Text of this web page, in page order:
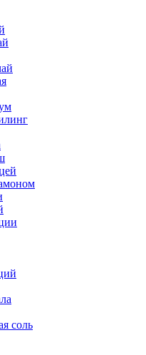
соль